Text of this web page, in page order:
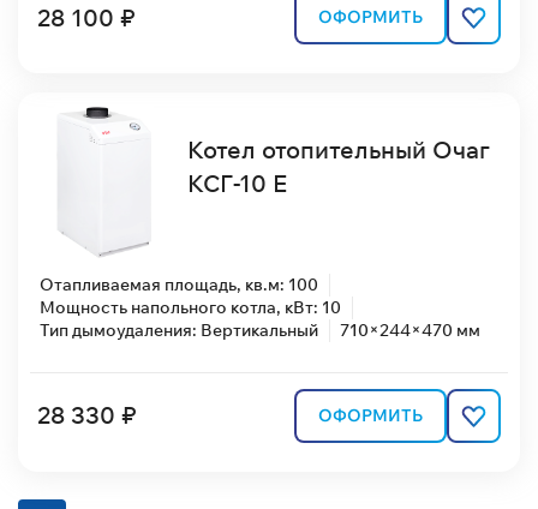
28 100 ₽ ОФОРМИТЬ
Котел отопительный Очаг
КСГ-10 Е
Отапливаемая площадь, кв.м: 100
Мощность напольного котла, кВт: 10
Тип дымоудаления: Вертикальный
710×244×470 мм
28 330 ₽ ОФОРМИТЬ